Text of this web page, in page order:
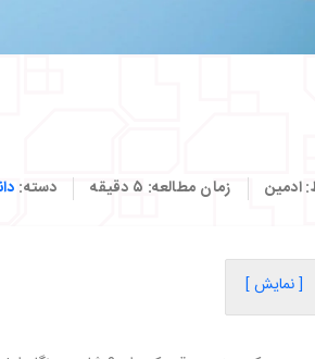
ادمین زمان مطالعه: ۵ دقیقه دسته:
[ نمایش ]